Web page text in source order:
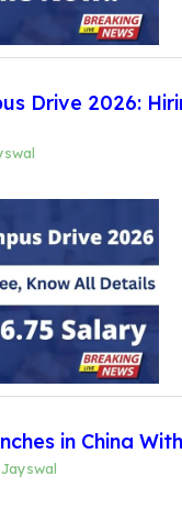
Drive 2026:
in China